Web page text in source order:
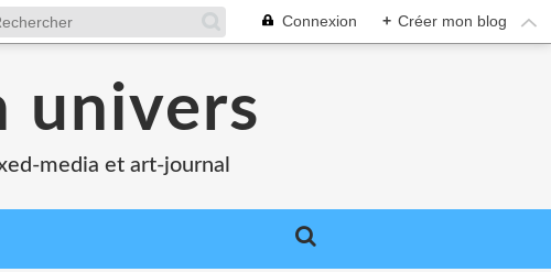
Connexion + Créer mon blog
univers
media et art-journal